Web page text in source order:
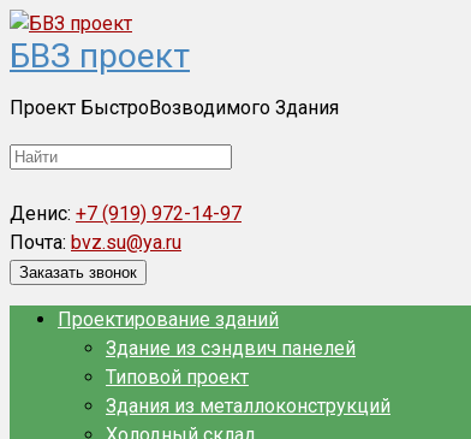
Перейти
к
контенту
БВЗ проект
Проект БыстроВозводимого Здания
Поиск:
Денис: +7 (919) 972-14-97
Почта: bvz.su@ya.ru
Заказать звонок
Проектирование зданий
Здание из сэндвич панелей
Типовой проект
Здания из металлоконструкций